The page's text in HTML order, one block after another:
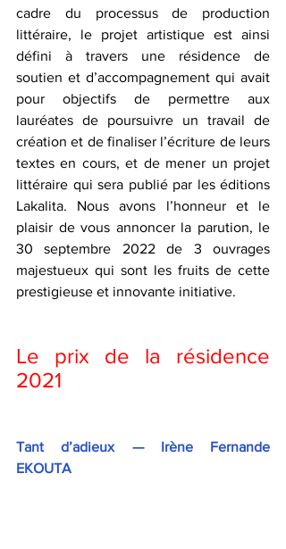
cadre du processus de production
littéraire, le projet artistique est ainsi
défini à travers une résidence de
soutien et d’accompagnement qui avait
pour objectifs de permettre aux
lauréates de poursuivre un travail de
création et de finaliser l’écriture de leurs
textes en cours, et de mener un projet
littéraire qui sera publié par les éditions
Lakalita. Nous avons l’honneur et le
plaisir de vous annoncer la parution, le
30 septembre 2022 de 3 ouvrages
majestueux qui sont les fruits de cette
prestigieuse et innovante initiative.
Le prix de la résidence
2021
Tant d’adieux — Irène Fernande
EKOUTA